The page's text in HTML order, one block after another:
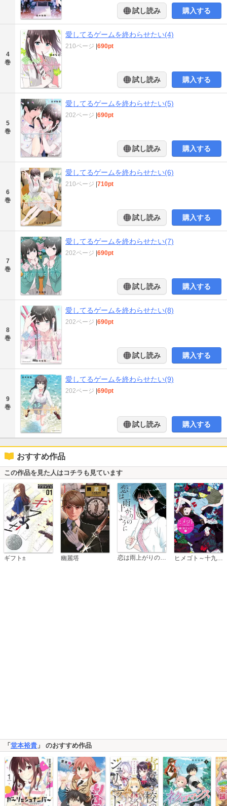
試し読み 購入する
4
巻
愛してるゲームを終わらせたい(4)
210ページ 690pt
試し読み 購入する
5
巻
愛してるゲームを終わらせたい(5)
202ページ 690pt
試し読み 購入する
6
巻
愛してるゲームを終わらせたい(6)
210ページ 710pt
試し読み 購入する
7
巻
愛してるゲームを終わらせたい(7)
202ページ 690pt
試し読み 購入する
8
巻
愛してるゲームを終わらせたい(8)
202ページ 690pt
試し読み 購入する
9
巻
愛してるゲームを終わらせたい(9)
202ページ 690pt
試し読み 購入する
おすすめ作品
この作品を見た人はコチラも見ています
ギフト± 幽麗塔 恋は雨上がりのように
「 堂本裕貴 」 のおすすめ作品